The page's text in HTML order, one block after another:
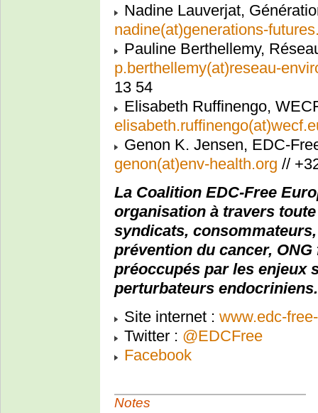
Nadine Lauverjat,
nadine(at)generations-
Pauline Berthellemy,
p.berthellemy(at)reseau-
13 54
Elisabeth Ruffinengo,
Genon K. Jensen, EDC-
genon(at)env-health.org //
La Coalition EDC-Free
organisation à travers
syndicats,
prévention du cancer,
préoccupés par les enjeux
perturbateurs endocriniens.
Site internet : www.edc-
Twitter : @EDCFree
Facebook
Notes